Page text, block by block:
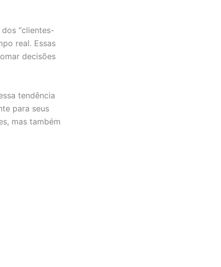
“clientes-
real. Essas
decisões
tendência
para seus
mas também